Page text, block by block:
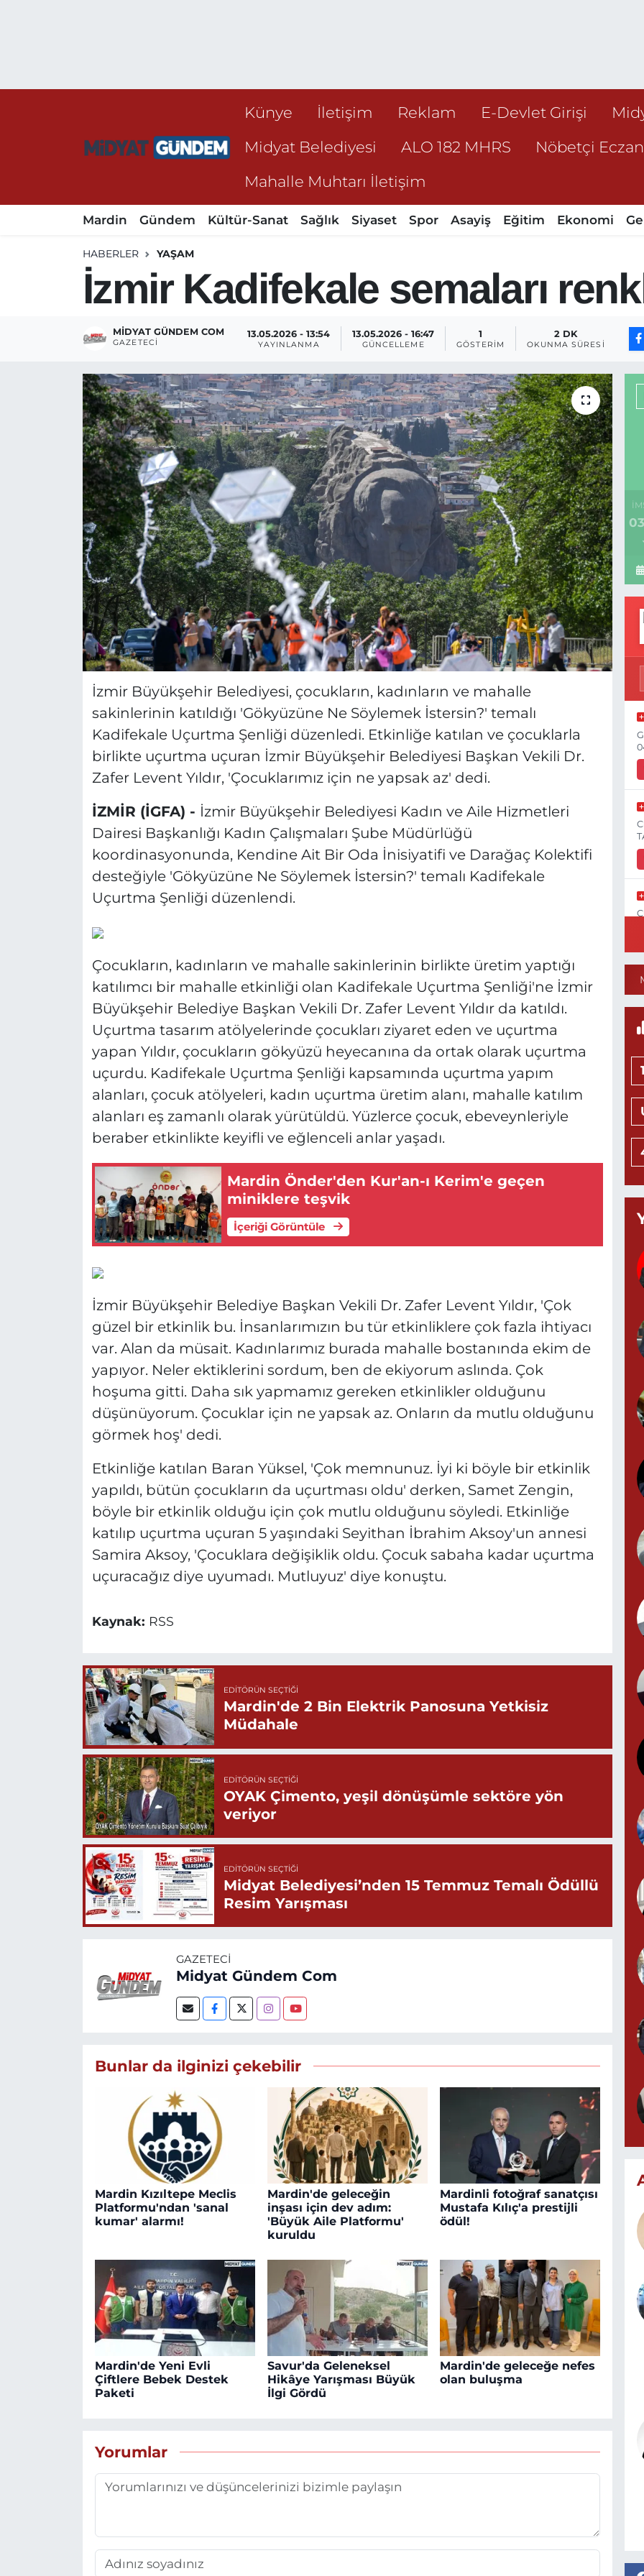
Künye İletişim Reklam E-Devlet Girişi
Midyat Belediyesi
ALO 182 MHRS Nöbetçi
Mahalle Muhtarı İletişim
Mardin Gündem Kültür-Sanat Sağlık Siyaset Spor Asayiş Eğitim Ekonomi
HABERLER YAŞAM
İzmir Kadifekale semaları
MIDYAT GÜNDEM COM
GAZETECI
13.05.2026 - 13:54
YAYINLANMA
13.05.2026 - 16:47
GÜNCELLEME
1
GÖSTERIM
2 DK
OKUNMA SÜRESI
İzmir Büyükşehir Belediyesi, çocukların, kadınların ve mahalle
sakinlerinin katıldığı 'Gökyüzüne Ne Söylemek İstersin?' temalı
Kadifekale Uçurtma Şenliği düzenledi. Etkinliğe katılan ve çocuklarla
birlikte uçurtma uçuran İzmir Büyükşehir Belediyesi Başkan Vekili Dr.
Zafer Levent Yıldır, 'Çocuklarımız için ne yapsak az' dedi.
İZMİR (İGFA) - İzmir Büyükşehir Belediyesi Kadın ve Aile Hizmetleri
Dairesi Başkanlığı Kadın Çalışmaları Şube Müdürlüğü
koordinasyonunda, Kendine Ait Bir Oda İnisiyatifi ve Darağaç Kolektifi
desteğiyle 'Gökyüzüne Ne Söylemek İstersin?' temalı Kadifekale
Uçurtma Şenliği düzenlendi.
Çocukların, kadınların ve mahalle sakinlerinin birlikte üretim yaptığı
katılımcı bir mahalle etkinliği olan Kadifekale Uçurtma Şenliği'ne İzmir
Büyükşehir Belediye Başkan Vekili Dr. Zafer Levent Yıldır da katıldı.
Uçurtma tasarım atölyelerinde çocukları ziyaret eden ve uçurtma
yapan Yıldır, çocukların gökyüzü heyecanına da ortak olarak uçurtma
uçurdu. Kadifekale Uçurtma Şenliği kapsamında uçurtma yapım
alanları, çocuk atölyeleri, kadın uçurtma üretim alanı, mahalle katılım
alanları eş zamanlı olarak yürütüldü. Yüzlerce çocuk, ebeveynleriyle
beraber etkinlikte keyifli ve eğlenceli anlar yaşadı.
Mardin Önder'den Kur'an-ı Kerim'e geçen
miniklere teşvik
İçeriği Görüntüle
İzmir Büyükşehir Belediye Başkan Vekili Dr. Zafer Levent Yıldır, 'Çok
güzel bir etkinlik bu. İnsanlarımızın bu tür etkinliklere çok fazla ihtiyacı
var. Alan da müsait. Kadınlarımız burada mahalle bostanında ekim de
yapıyor. Neler ektiklerini sordum, ben de ekiyorum aslında. Çok
hoşuma gitti. Daha sık yapmamız gereken etkinlikler olduğunu
düşünüyorum. Çocuklar için ne yapsak az. Onların da mutlu olduğunu
görmek hoş' dedi.
Etkinliğe katılan Baran Yüksel, 'Çok memnunuz. İyi ki böyle bir etkinlik
yapıldı, bütün çocukların da uçurtması oldu' derken, Samet Zengin,
böyle bir etkinlik olduğu için çok mutlu olduğunu söyledi. Etkinliğe
katılıp uçurtma uçuran 5 yaşındaki Seyithan İbrahim Aksoy'un annesi
Samira Aksoy, 'Çocuklara değişiklik oldu. Çocuk sabaha kadar uçurtma
uçuracağız diye uyumadı. Mutluyuz' diye konuştu.
Kaynak: RSS
EDITÖRÜN SEÇTIĞI
Mardin'de 2 Bin Elektrik Panosuna Yetkisiz
Müdahale
EDITÖRÜN SEÇTIĞI
OYAK Çimento, yeşil dönüşümle sektöre yön
veriyor
EDITÖRÜN SEÇTIĞI
Midyat Belediyesi’nden 15 Temmuz Temalı Ödüllü
Resim Yarışması
GAZETECI
Midyat Gündem Com
Bunlar da ilginizi çekebilir
Mardin Kızıltepe Meclis
Platformu'ndan 'sanal
kumar' alarmı!
Mardin'de geleceğin
inşası için dev adım:
'Büyük Aile Platformu'
kuruldu
Mardinli fotoğraf sanatçısı
Mustafa Kılıç'a prestijli
ödül!
Mardin'de Yeni Evli
Çiftlere Bebek Destek
Paketi
Savur'da Geleneksel
Hikâye Yarışması Büyük
İlgi Gördü
Mardin'de geleceğe nefes
olan buluşma
Yorumlar